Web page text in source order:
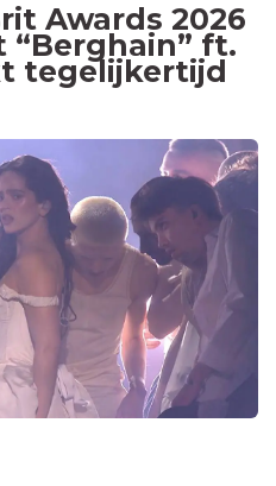
Awards 2026
ft.
tegelijkertijd